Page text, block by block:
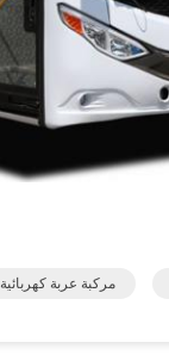
مركبة عربة كهربائية Ruichi